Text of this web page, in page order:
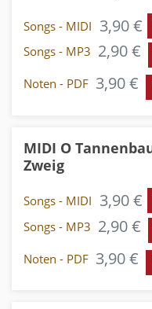
Songs - MIDI 3,90 €
Songs - MP3 2,90 €
Noten - PDF 3,90 €
MIDI O
Zweig
Songs - MIDI 3,90 €
Songs - MP3 2,90 €
Noten - PDF 3,90 €